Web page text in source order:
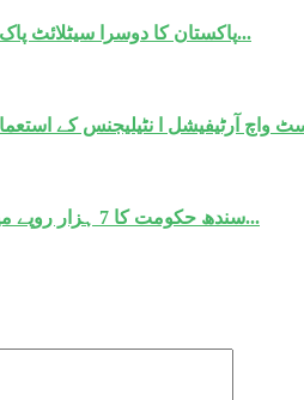
پاکستان کا دوسرا سیٹلائٹ پاک سیٹ ایم ایم 1 خلاء میں لانچ...
سندھ حکومت کا 7 ہزار روپے میں پورا سولر سسٹم عوام کو...